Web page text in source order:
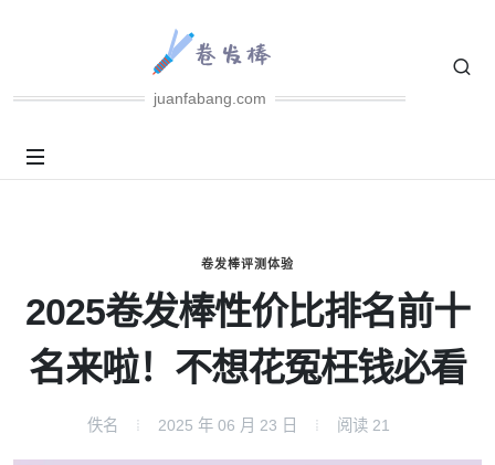
juanfabang.com
卷发棒评测体验
2025卷发棒性价比排名前十
名来啦！不想花冤枉钱必看
佚名 2025 年 06 月 23 日 阅读 21